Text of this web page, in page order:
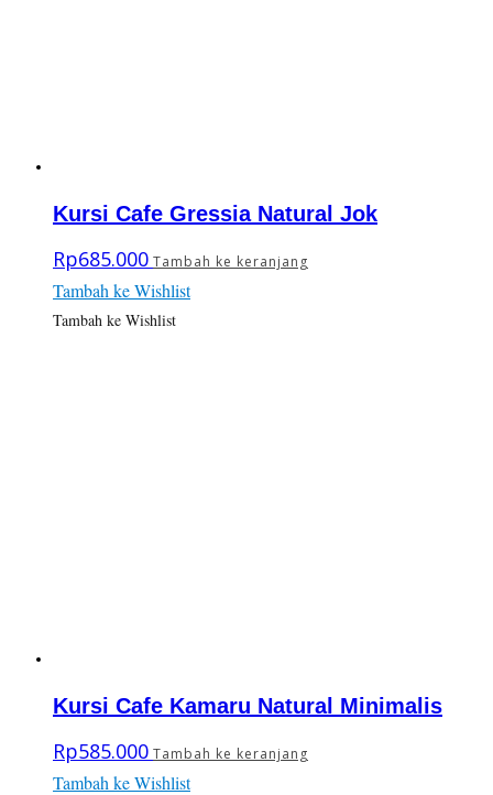
Kursi Cafe Gressia Natural Jok
Rp685.000 Tambah ke keranjang
Tambah ke Wishlist
Tambah ke Wishlist
Kursi Cafe Kamaru Natural Minimalis
Rp585.000 Tambah ke keranjang
Tambah ke Wishlist